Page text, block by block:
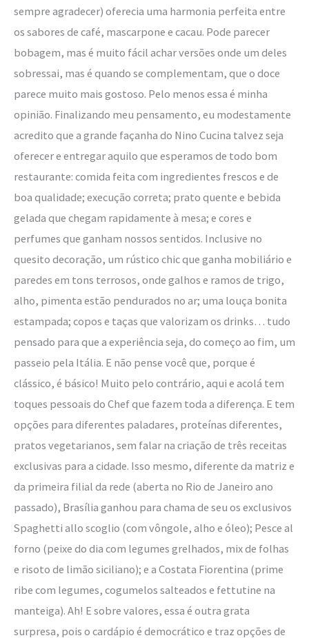
sempre agradecer) oferecia uma harmonia perfeita entre
os sabores de café, mascarpone e cacau. Pode parecer
bobagem, mas é muito fácil achar versões onde um deles
sobressai, mas é quando se complementam, que o doce
parece muito mais gostoso. Pelo menos essa é minha
opinião. Finalizando meu pensamento, eu modestamente
acredito que a grande façanha do Nino Cucina talvez seja
oferecer e entregar aquilo que esperamos de todo bom
restaurante: comida feita com ingredientes frescos e de
boa qualidade; execução correta; prato quente e bebida
gelada que chegam rapidamente à mesa; e cores e
perfumes que ganham nossos sentidos. Inclusive no
quesito decoração, um rústico chic que ganha mobiliário e
paredes em tons terrosos, onde galhos e ramos de trigo,
alho, pimenta estão pendurados no ar; uma louça bonita
estampada; copos e taças que valorizam os drinks… tudo
pensado para que a experiência seja, do começo ao fim, um
passeio pela Itália. E não pense você que, porque é
clássico, é básico! Muito pelo contrário, aqui e acolá tem
toques pessoais do Chef que fazem toda a diferença. E tem
opções para diferentes paladares, proteínas diferentes,
pratos vegetarianos, sem falar na criação de três receitas
exclusivas para a cidade. Isso mesmo, diferente da matriz e
da primeira filial da rede (aberta no Rio de Janeiro ano
passado), Brasília ganhou para chama de seu os exclusivos
Spaghetti allo scoglio (com vôngole, alho e óleo); Pesce al
forno (peixe do dia com legumes grelhados, mix de folhas
e risoto de limão siciliano); e a Costata Fiorentina (prime
ribe com legumes, cogumelos salteados e fettutine na
manteiga). Ah! E sobre valores, essa é outra grata
surpresa, pois o cardápio é democrático e traz opções de